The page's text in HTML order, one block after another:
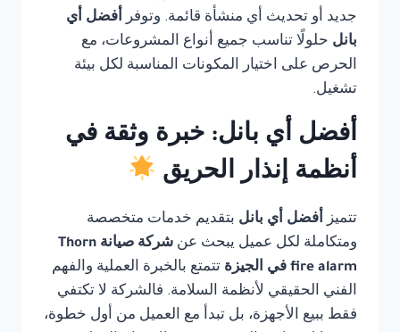
جديد أو تحديث أي منشأة قائمة. وتوفر أفضل أي
بانل حلولًا تناسب جميع أنواع المشروعات، مع
الحرص على اختيار المكونات المناسبة لكل بيئة
تشغيل.
أفضل أي بانل: خبرة وثقة في
أنظمة إنذار الحريق
تتميز أفضل أي بانل بتقديم خدمات متخصصة
ومتكاملة لكل عميل يبحث عن
شركة صيانة Thorn
fire alarm في الجيزة
تتمتع بالخبرة العملية والفهم
الفني الحقيقي لأنظمة السلامة. فالشركة لا تكتفي
فقط ببيع الأجهزة، بل تبدأ مع العميل من أول خطوة،